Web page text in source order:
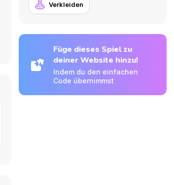
Verkleiden
Füge dieses Spiel zu
deiner Website hinzu!
Indem du den einfachen
Code übernimmst